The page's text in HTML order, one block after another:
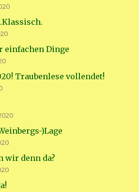
einfachen Dinge
Traubenlese vollendet!
)Lage
wir denn da?